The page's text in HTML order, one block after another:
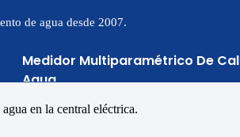
de agua desde 2007.
Medidor Multiparamétrico De
Agua
en la central eléctrica.